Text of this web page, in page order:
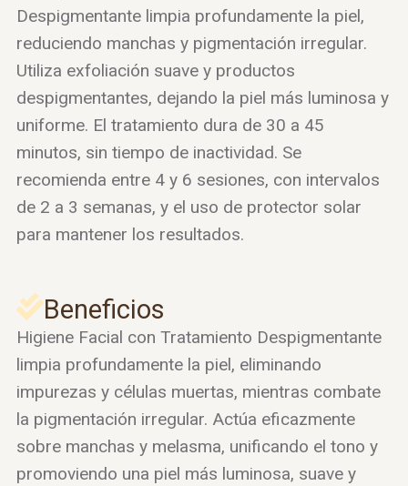
Despigmentante limpia profundamente la piel,
reduciendo manchas y pigmentación irregular.
Utiliza exfoliación suave y productos
despigmentantes, dejando la piel más luminosa y
uniforme. El tratamiento dura de 30 a 45
minutos, sin tiempo de inactividad. Se
recomienda entre 4 y 6 sesiones, con intervalos
de 2 a 3 semanas, y el uso de protector solar
para mantener los resultados.
Beneficios
Higiene Facial con Tratamiento Despigmentante
limpia profundamente la piel, eliminando
impurezas y células muertas, mientras combate
la pigmentación irregular. Actúa eficazmente
sobre manchas y melasma, unificando el tono y
promoviendo una piel más luminosa, suave y